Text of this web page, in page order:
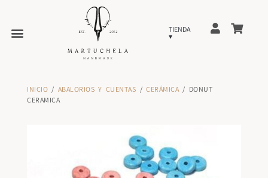
INICIO / ABALORIOS Y CUENTAS /CERÁMICA/ DONUT
CERAMICA